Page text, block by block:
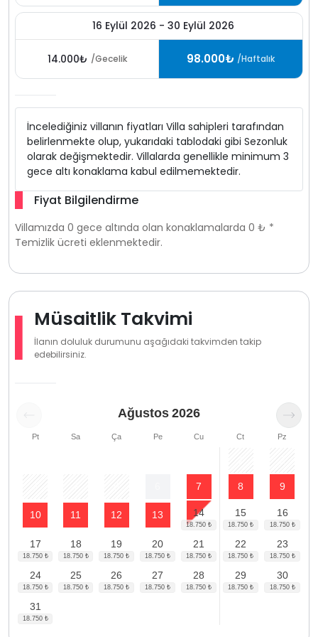
16 Eylül 2026 - 30 Eylül 2026
14.000₺ /Gecelik 98.000₺ /Haftalık
İncelediğiniz villanın fiyatları Villa sahipleri tarafından
belirlenmekte olup, yukarıdaki tablodaki gibi Sezonluk
olarak değişmektedir. Villalarda genellikle minimum 3
gece altı konaklama kabul edilmemektedir.
Fiyat Bilgilendirme
Villamızda 0 gece altında olan konaklamalarda 0 ₺ *
Temizlik ücreti eklenmektedir.
Müsaitlik Takvimi
İlanın doluluk durumunu aşağıdaki takvimden takip
edebilirsiniz.
Ağustos 2026
Pt Sa Ça Pe Cu Ct Pz
7 8 9
10 11 12 13 14 15 16
17 18 19 20 21 22 23
24 25 26 27 28 29 30
31